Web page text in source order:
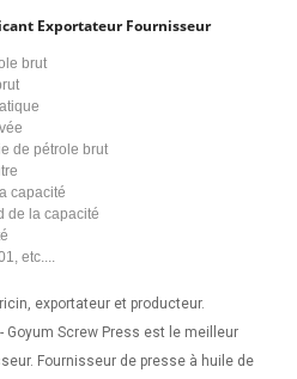
Exportateur Fournisseur
brut
de pétrole brut
capacité
de la capacité
etc....
exportateur et producteur.
Goyum Screw Press est le meilleur
Fournisseur de presse à huile de